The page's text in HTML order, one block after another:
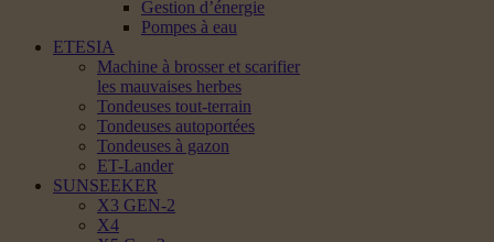
Gestion d’énergie
Pompes à eau
ETESIA
Machine à brosser et scarifier
les mauvaises herbes
Tondeuses tout-terrain
Tondeuses autoportées
Tondeuses à gazon
ET-Lander
SUNSEEKER
X3 GEN-2
X4